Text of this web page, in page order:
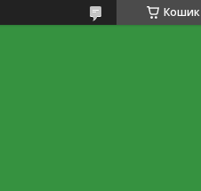
Кошик